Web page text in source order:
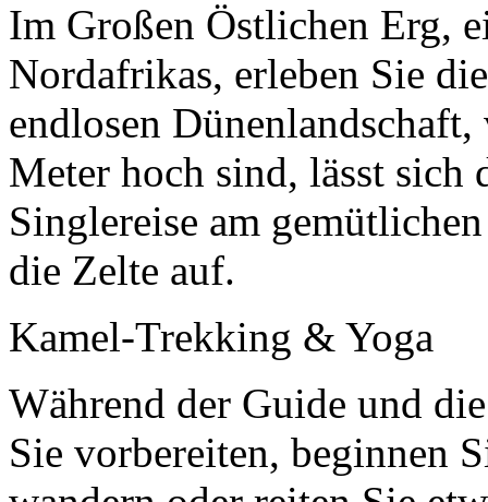
Im Großen Östlichen Erg,
Nordafrikas, erleben Sie
endlosen
Meter hoch sind, lässt sich
Singlereise am
die Zelte auf.
Kamel-Trekking & Yoga
Während der Guide und
Sie vorbereiten, beginnen